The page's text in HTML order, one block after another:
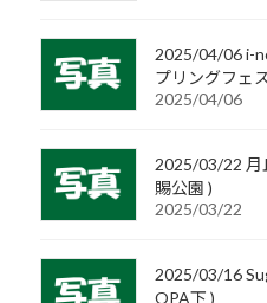
2025/04/06 i-
プリングフェ
2025/04/06
2025/03/22 月
賜公園 )
2025/03/22
2025/03/16
OPA下 )